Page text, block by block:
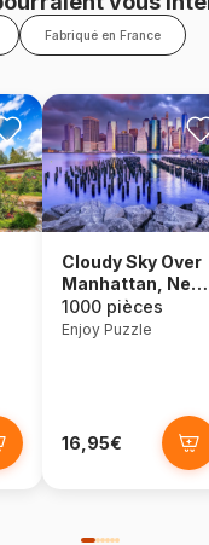
Fabriqué en France
Cloudy Sky Over
Manhattan, New
York
1000 pièces
Enjoy Puzzle
16,95€